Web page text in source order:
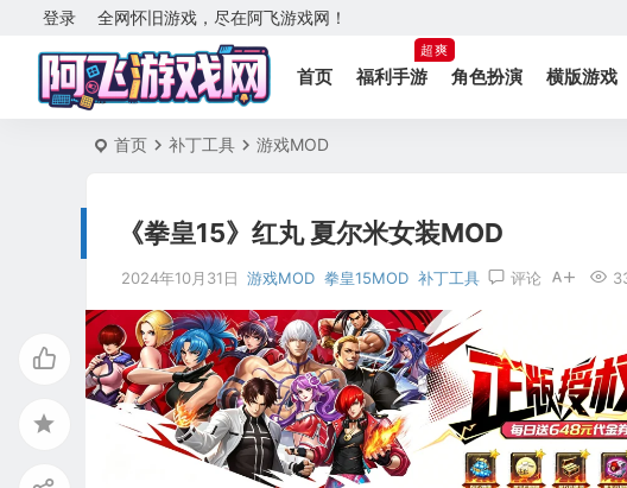
全网怀旧游戏，尽在阿飞游戏网！
登录
首页 福利手游
超爽
角色扮演 横版游戏
首页 补丁工具 游戏MOD
《拳皇15》红丸 夏尔米女装MOD
2024年10月31日 游戏MOD 拳皇15MOD 补丁工具 评论